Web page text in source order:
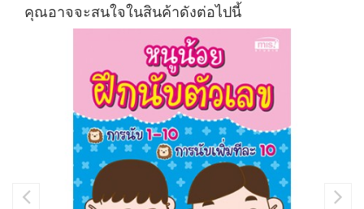
คุณอาจจะสนใจในสินค้าดังต่อไปนี้